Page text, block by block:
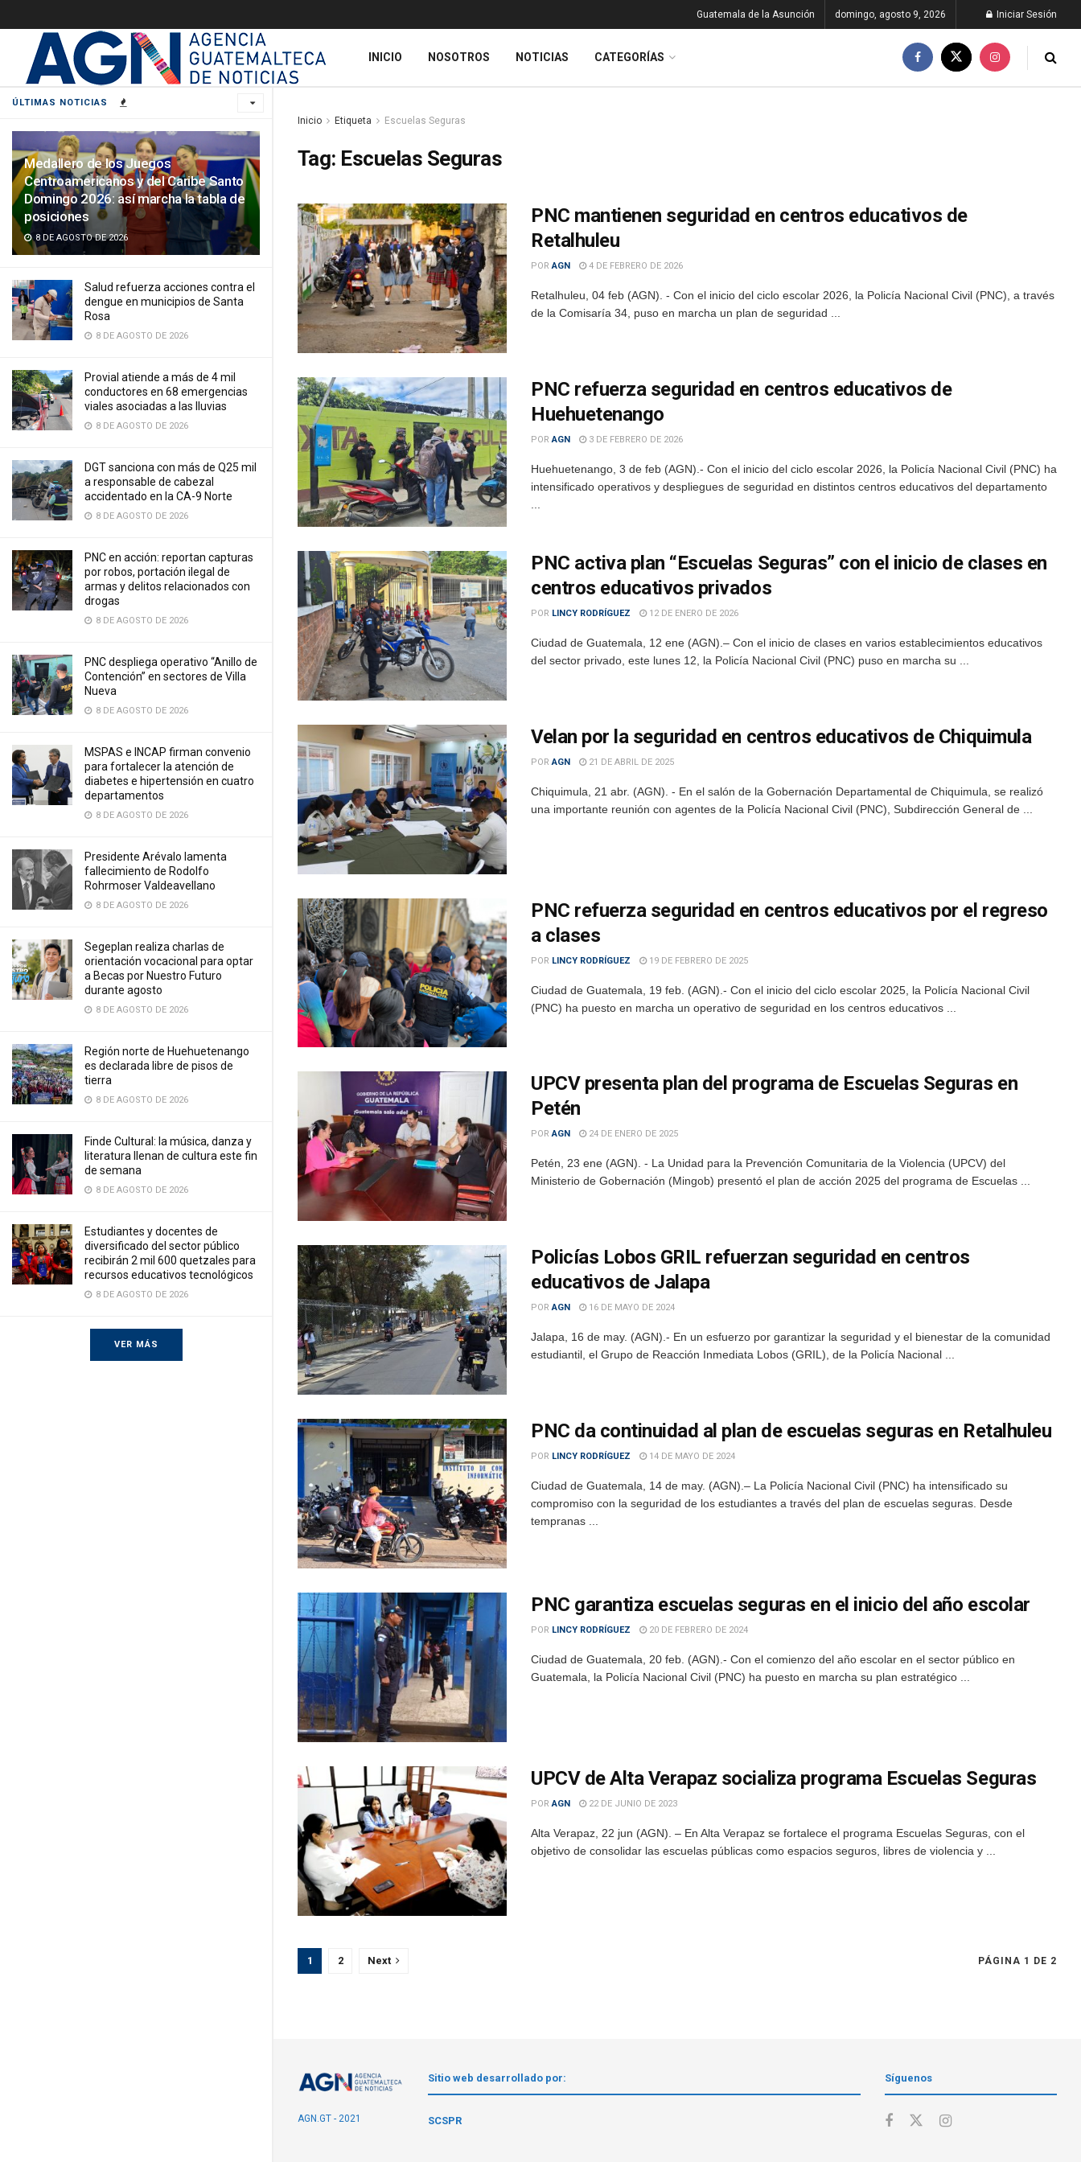
ÚLTIMAS NOTICIAS
Medallero de los Juegos
Centroamericanos y del Caribe Santo
Domingo 2026: así marcha la tabla de
posiciones
8 DE AGOSTO DE 2026
Salud refuerza acciones contra el
dengue en municipios de Santa
Rosa
8 DE AGOSTO DE 2026
Provial atiende a más de 4 mil
conductores en 68 emergencias
viales asociadas a las lluvias
8 DE AGOSTO DE 2026
DGT sanciona con más de Q25 mil
a responsable de cabezal
accidentado en la CA-9 Norte
8 DE AGOSTO DE 2026
PNC en acción: reportan capturas
por robos, portación ilegal de
armas y delitos relacionados con
drogas
8 DE AGOSTO DE 2026
PNC despliega operativo “Anillo de
Contención” en sectores de Villa
Nueva
8 DE AGOSTO DE 2026
MSPAS e INCAP firman convenio
para fortalecer la atención de
diabetes e hipertensión en cuatro
departamentos
8 DE AGOSTO DE 2026
Presidente Arévalo lamenta
fallecimiento de Rodolfo
Rohrmoser Valdeavellano
8 DE AGOSTO DE 2026
Segeplan realiza charlas de
orientación vocacional para optar
a Becas por Nuestro Futuro
durante agosto
8 DE AGOSTO DE 2026
Región norte de Huehuetenango
es declarada libre de pisos de
tierra
8 DE AGOSTO DE 2026
Finde Cultural: la música, danza y
literatura llenan de cultura este fin
de semana
8 DE AGOSTO DE 2026
Estudiantes y docentes de
diversificado del sector público
recibirán 2 mil 600 quetzales para
recursos educativos tecnológicos
8 DE AGOSTO DE 2026
VER MÁS
Guatemala de la Asunción domingo, agosto 9, 2026 Iniciar Sesión
INICIO NOSOTROS NOTICIAS CATEGORÍAS
Inicio Etiqueta Escuelas Seguras
Tag: Escuelas Seguras
PNC mantienen seguridad en centros educativos de
Retalhuleu
POR AGN 4 DE FEBRERO DE 2026
Retalhuleu, 04 feb (AGN). - Con el inicio del ciclo escolar 2026, la Policía Nacional Civil (PNC), a través
de la Comisaría 34, puso en marcha un plan de seguridad ...
PNC refuerza seguridad en centros educativos de
Huehuetenango
POR AGN 3 DE FEBRERO DE 2026
Huehuetenango, 3 de feb (AGN).- Con el inicio del ciclo escolar 2026, la Policía Nacional Civil (PNC) ha
intensificado operativos y despliegues de seguridad en distintos centros educativos del departamento
PNC activa plan “Escuelas Seguras” con el inicio de clases en
centros educativos privados
POR LINCY RODRÍGUEZ 12 DE ENERO DE 2026
Ciudad de Guatemala, 12 ene (AGN).– Con el inicio de clases en varios establecimientos educativos
del sector privado, este lunes 12, la Policía Nacional Civil (PNC) puso en marcha su ...
Velan por la seguridad en centros educativos de Chiquimula
POR AGN 21 DE ABRIL DE 2025
Chiquimula, 21 abr. (AGN). - En el salón de la Gobernación Departamental de Chiquimula, se realizó
una importante reunión con agentes de la Policía Nacional Civil (PNC), Subdirección General de ...
PNC refuerza seguridad en centros educativos por el regreso
a clases
POR LINCY RODRÍGUEZ 19 DE FEBRERO DE 2025
Ciudad de Guatemala, 19 feb. (AGN).- Con el inicio del ciclo escolar 2025, la Policía Nacional Civil
(PNC) ha puesto en marcha un operativo de seguridad en los centros educativos ...
UPCV presenta plan del programa de Escuelas Seguras en
Petén
POR AGN 24 DE ENERO DE 2025
Petén, 23 ene (AGN). - La Unidad para la Prevención Comunitaria de la Violencia (UPCV) del
Ministerio de Gobernación (Mingob) presentó el plan de acción 2025 del programa de Escuelas ...
Policías Lobos GRIL refuerzan seguridad en centros
educativos de Jalapa
POR AGN 16 DE MAYO DE 2024
Jalapa, 16 de may. (AGN).- En un esfuerzo por garantizar la seguridad y el bienestar de la comunidad
estudiantil, el Grupo de Reacción Inmediata Lobos (GRIL), de la Policía Nacional ...
PNC da continuidad al plan de escuelas seguras en Retalhuleu
POR LINCY RODRÍGUEZ 14 DE MAYO DE 2024
Ciudad de Guatemala, 14 de may. (AGN).– La Policía Nacional Civil (PNC) ha intensificado su
compromiso con la seguridad de los estudiantes a través del plan de escuelas seguras. Desde
tempranas ...
PNC garantiza escuelas seguras en el inicio del año escolar
POR LINCY RODRÍGUEZ 20 DE FEBRERO DE 2024
Ciudad de Guatemala, 20 feb. (AGN).- Con el comienzo del año escolar en el sector público en
Guatemala, la Policía Nacional Civil (PNC) ha puesto en marcha su plan estratégico ...
UPCV de Alta Verapaz socializa programa Escuelas Seguras
POR AGN 22 DE JUNIO DE 2023
Alta Verapaz, 22 jun (AGN). – En Alta Verapaz se fortalece el programa Escuelas Seguras, con el
objetivo de consolidar las escuelas públicas como espacios seguros, libres de violencia y ...
PÁGINA 1 DE 2
1 2 Next
AGN.GT - 2021
Sitio web desarrollado por:
SCSPR
Síguenos